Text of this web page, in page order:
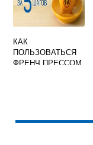
КАК
ПОЛЬЗОВАТЬСЯ
ФРЕНЧ ПРЕССОМ